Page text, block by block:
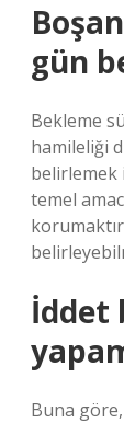
gün
Bekleme
hamileliği
belirlemek
temel
İddet
Buna